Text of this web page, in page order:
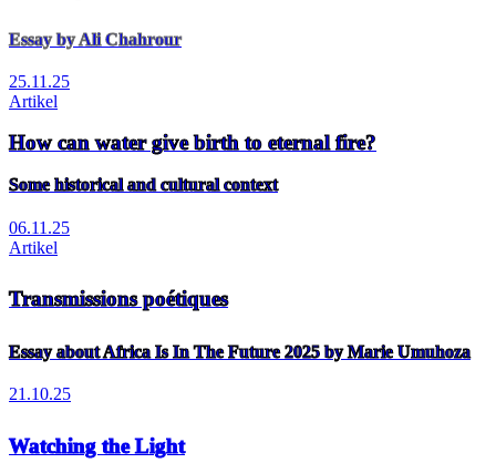
Essay by Ali Chahrour
25.11.25
Artikel
How can water give birth to eternal fire?
Some historical and cultural context
06.11.25
Artikel
Transmissions poétiques
Essay about Africa Is In The Future 2025 by Marie Umuhoza
21.10.25
Watching the Light